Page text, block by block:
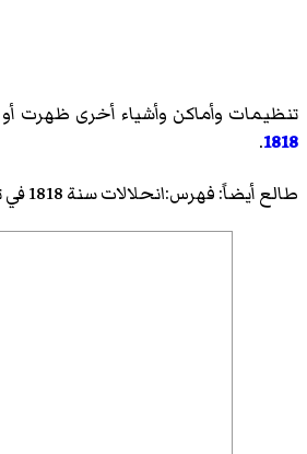
تنظيمات وأماكن وأشياء أخرى ظهرت
1818
.
طالع أيضاً:فهرس:انحلالات سنة 1818 في تشيلي